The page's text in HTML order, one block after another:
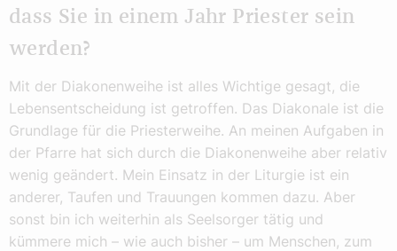
dass Sie in einem Jahr Priester sein
werden?
Mit der Diakonenweihe ist alles Wichtige gesagt, die
Lebensentscheidung ist getroffen. Das Diakonale ist die
Grundlage für die Priesterweihe. An meinen Aufgaben in
der Pfarre hat sich durch die Diakonenweihe aber relativ
wenig geändert. Mein Einsatz in der Liturgie ist ein
anderer, Taufen und Trauungen kommen dazu. Aber
sonst bin ich weiterhin als Seelsorger tätig und
kümmere mich – wie auch bisher – um Menschen, zum